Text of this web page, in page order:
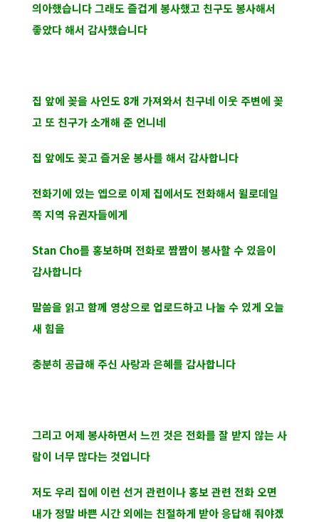
의아했습니다 그래도 즐겁게 봉사했고 친구도 봉사해서
좋았다 해서 감사했습니다
집 앞에 꽂을 사인도 8개 가져와서 친구네 이웃 주변에 꽂
고 또 친구가 소개해 준 언니네
집 앞에도 꽂고 즐거운 봉사를 해서 감사합니다
전화기에 있는 엡으로 이제 집에서도 전화해서 윌로데일
쪽 지역 유권자들에게
Stan Cho를 홍보하며 전화로 짬짬이 봉사할 수 있음이
감사합니다
말씀을 읽고 함께 영상으로 업로드하고 나눌 수 있게 오늘
새 힘을
충분히 공급해 주신 사랑과 은혜를 감사합니다
그리고 어제 봉사하면서 느낀 것은 전화를 잘 받지 않는 사
람이 너무 많다는 것입니다
저도 우리 집에 이런 선거 관련이나 홍보 관련 전화 오면
내가 정말 바쁜 시간 외에는 친절하게 받아 응답해 줘야겠